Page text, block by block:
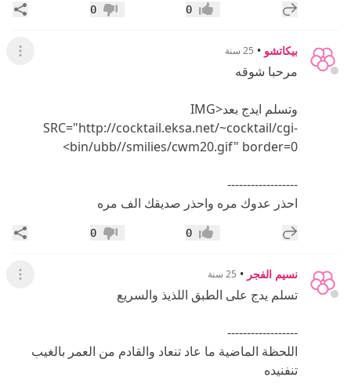
إضافة رد جديد إعجاب0 عدم إعجاب
0
بيكاتشو • 25 سنة عرض
مرحبا شوقه
وتسلم ايدج بعد<IMG
SRC="http://cocktail.eksa.net/~cocktail/cgi-
bin/ubb//smilies/cwm20.gif" border=0>
------------------
احذر عدوك مره واحذر صديقك الف مره
إضافة رد جديد إعجاب0 عدم إعجاب
0
نسيم الفجر • 25 سنة عرض
تسلم يدج على الطبق اللذيذ والسريع
------------------
اللحظة الماضية ما عاد تنعاد والقادم من العمر بالغيب
تنفنيده